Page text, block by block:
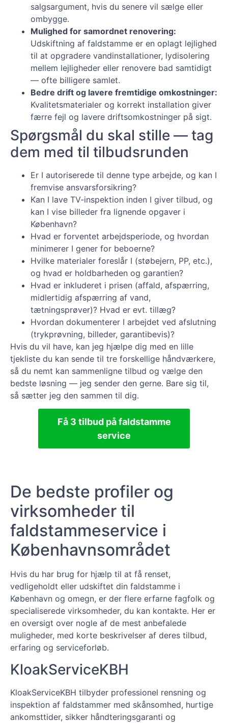
salgsargument, hvis du senere vil sælge eller
ombygge.
Mulighed for samordnet renovering:
Udskiftning af faldstamme er en oplagt lejlighed
til at opgradere vandinstallationer, lydisolering
mellem lejligheder eller renovere bad samtidigt
— ofte billigere samlet.
Bedre drift og lavere fremtidige omkostninger:
Kvalitetsmaterialer og korrekt installation giver
færre fejl og lavere driftsomkostninger på sigt.
Spørgsmål du skal stille — tag
dem med til tilbudsrunden
Er I autoriserede til denne type arbejde, og kan I
fremvise ansvarsforsikring?
Kan I lave TV‑inspektion inden I giver tilbud, og
kan I vise billeder fra lignende opgaver i
København?
Hvad er forventet arbejdsperiode, og hvordan
minimerer I gener for beboerne?
Hvilke materialer foreslår I (støbejern, PP, etc.),
og hvad er holdbarheden og garantien?
Hvad er inkluderet i prisen (affald, afspærring,
midlertidig afspærring af vand,
tætningsprøver)? Hvad er evt. tillæg?
Hvordan dokumenterer I arbejdet ved afslutning
(trykprøvning, billeder, garantibevis)?
Hvis du vil have, kan jeg hjælpe dig med en lille
tjekliste du kan sende til tre forskellige håndværkere,
så du nemt kan sammenligne tilbud og vælge den
bedste løsning — jeg sender den gerne. Bare sig til,
så sætter jeg den sammen til dig.
Få 3 tilbud på faldstamme
service
De bedste profiler og
virksomheder til
faldstammeservice i
Københavnsområdet
Hvis du har brug for hjælp til at få renset,
vedligeholdt eller udskiftet din faldstamme i
København og omegn, er der flere erfarne fagfolk og
specialiserede virksomheder, du kan kontakte. Her er
en oversigt over nogle af de mest anbefalede
muligheder, med korte beskrivelser af deres tilbud,
erfaring og serviceforløb.
KloakServiceKBH
KloakServiceKBH tilbyder professionel rensning og
inspektion af faldstammer med skånsomhed, hurtige
ankomsttider, sikker håndteringsgaranti og